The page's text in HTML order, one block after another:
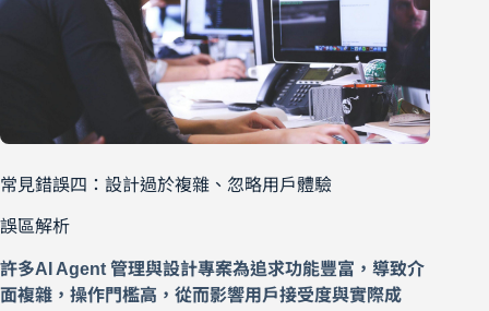
常見錯誤四：設計過於複雜、忽略用戶體驗
誤區解析
許多AI Agent 管理與設計專案為追求功能豐富，導致介
面複雜，操作門檻高，從而影響用戶接受度與實際成